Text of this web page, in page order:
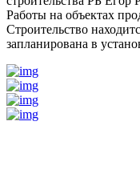
Работы на объектах
Строительство
запланирована в